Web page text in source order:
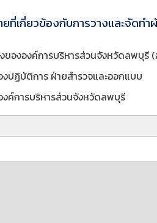
ที่เกี่ยวข้องกับการวางและจัดท
ขององค์การบริหารส่วนจังหวัดลพบุรี
ปฏิบัติการ ฝ่ายสำรวจและออกแบบ
งค์การบริหารส่วนจังหวัดลพบุรี